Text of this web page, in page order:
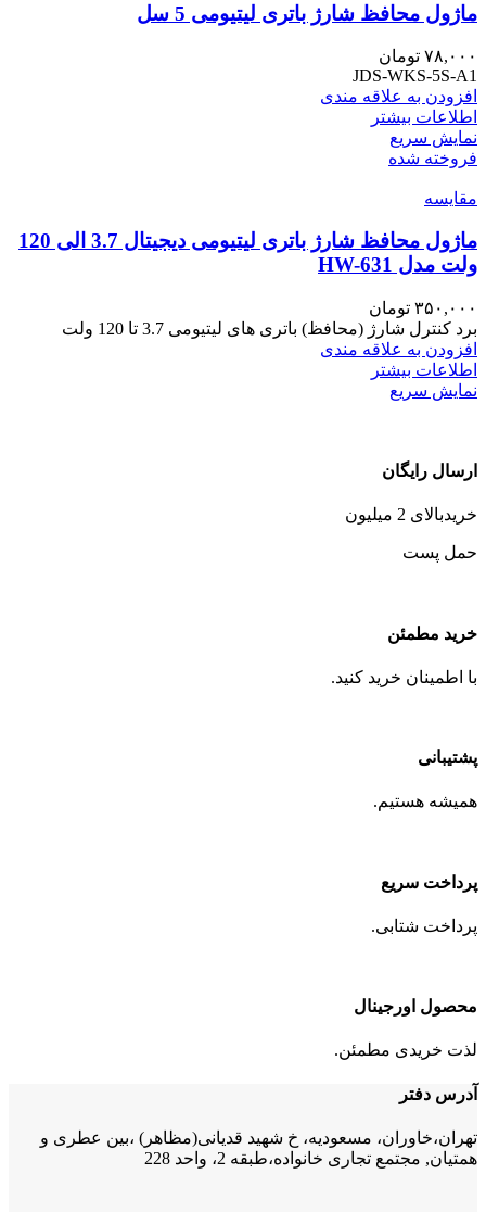
ماژول محافظ شارژ باتری لیتیومی 5 سل
۷۸,۰۰۰ تومان
JDS-WKS-5S-A1
افزودن به علاقه مندی
اطلاعات بیشتر
نمایش سریع
فروخته شده
مقايسه
ماژول محافظ شارژ باتری لیتیومی دیجیتال 3.7 الی 120
ولت مدل HW-631
۳۵۰,۰۰۰ تومان
برد کنترل شارژ (محافظ) باتری های لیتیومی 3.7 تا 120 ولت
افزودن به علاقه مندی
اطلاعات بیشتر
نمایش سریع
ارسال رایگان
خریدبالای 2 میلیون
حمل پست
خرید مطمئن
با اطمینان خرید کنید.
پشتیبانی
همیشه هستیم.
پرداخت سریع
پرداخت شتابی.
محصول اورجینال
لذت خریدی مطمئن.
آدرس دفتر
تهران،خاوران، مسعودیه، خ شهید قدیانی(مظاهر) ،بین عطری و
همتیان, مجتمع تجاری خانواده،طبقه 2، واحد 228